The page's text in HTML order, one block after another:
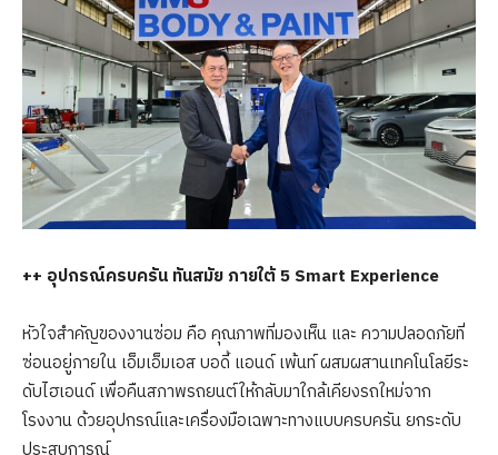
++ อุปกรณ์ครบครัน ทันสมัย ภายใต้ 5 Smart Experience
หัวใจสำคัญของงานซ่อม คือ คุณภาพที่มองเห็น และ ความปลอดภัยที่
ซ่อนอยู่ภายใน เอ็มเอ็มเอส บอดี้ แอนด์ เพ้นท์ ผสมผสานเทคโนโลยีระ
ดับไฮเอนด์ เพื่อคืนสภาพรถยนต์ให้กลับมาใกล้เคียงรถใหม่จาก
โรงงาน ด้วยอุปกรณ์และเครื่องมือเฉพาะทางแบบครบครัน ยกระดับ